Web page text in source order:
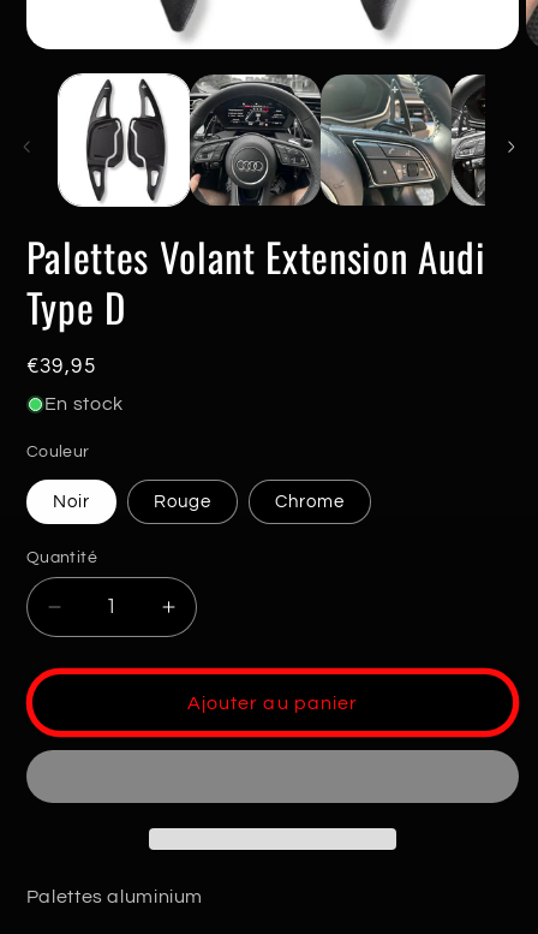
média
une
modale
Palettes Volant Extension Audi
Type D
Prix
habituel
€39,95
En stock
Couleur
Noir Rouge Chrome
Quantité
Quantité
Réduire
la
quantité
Palettes
Volant
Audi
Augmenter
la
quantité
de
Volant
Audi
Type
D
Ajouter au panier
Palettes aluminium